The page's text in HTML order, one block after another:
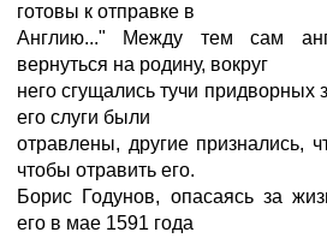
готовы к отправке в
Англию..." Между тем сам
вернуться на родину, вокруг
него сгущались тучи придворных
его слуги были
отравлены, другие признались,
чтобы отравить его.
Борис Годунов, опасаясь за
его в мае 1591 года